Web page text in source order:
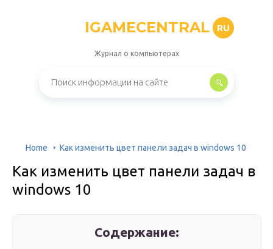
IGAMECENTRAL RU
Журнал о компьютерах
Home Как изменить цвет панели задач в windows 10
Как изменить цвет панели задач в
windows 10
Содержание: